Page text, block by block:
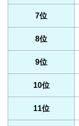
7位
8位
9位
10位
11位